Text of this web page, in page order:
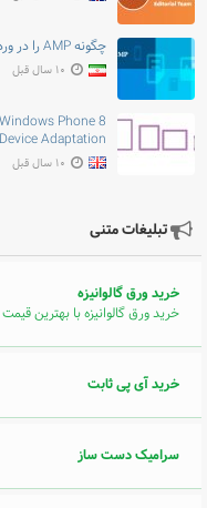
چگونه AMP را در وردپرس فعال کنیم؟
۱۰ سال قبل
Phone 8
Device Adaptation
۱۰ سال قبل
تبلیغات متنی
خرید ورق گالوانیزه
خرید ورق گالوانیزه با بهترین
خرید آی پی ثابت
سرامیک دست ساز